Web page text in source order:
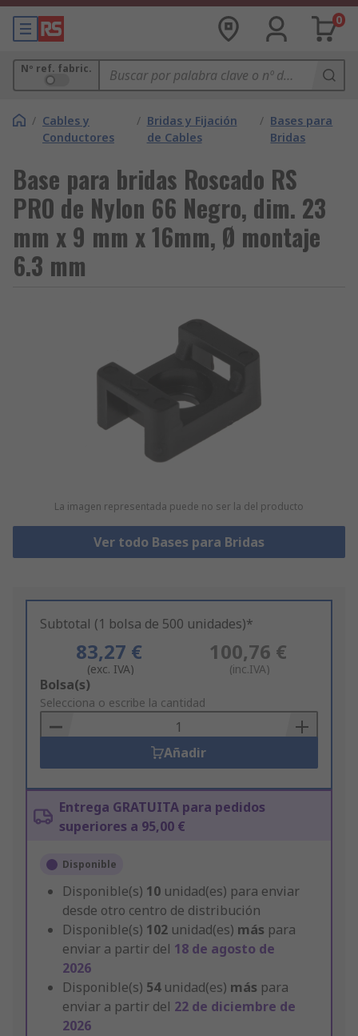
0
Nº ref. fabric.
/ Cables y
Conductores
/ Bridas y Fijación
de Cables
/ Bases para
Bridas
Base para bridas Roscado RS
PRO de Nylon 66 Negro, dim. 23
mm x 9 mm x 16mm, Ø montaje
6.3 mm
La imagen representada puede no ser la del producto
Ver todo Bases para Bridas
Subtotal (1 bolsa de 500 unidades)*
83,27 €
(exc. IVA)
100,76 €
(inc.IVA)
Add
to
Basket
Bolsa(s)
Selecciona o escribe la cantidad
Añadir
Entrega GRATUITA para pedidos
superiores a 95,00 €
Disponible
Disponible(s) 10 unidad(es) para enviar
desde otro centro de distribución
Disponible(s) 102 unidad(es) más para
enviar a partir del 18 de agosto de
2026
Disponible(s) 54 unidad(es) más para
enviar a partir del 22 de diciembre de
2026